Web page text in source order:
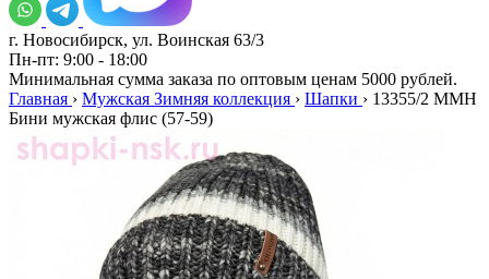
г. Новосибирск, ул. Воинская 63/3
Пн-пт: 9:00 - 18:00
Минимальная сумма заказа по оптовым ценам 5000 рублей.
Главная › Мужская Зимняя коллекция › Шапки › 13355/2 MMH
Бини мужская флис (57-59)